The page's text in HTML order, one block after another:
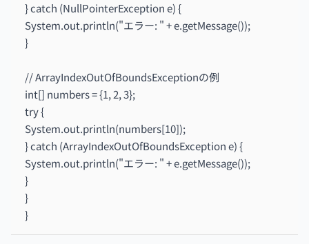
} catch (NullPointerException e) {
System.out.println("エラー: " + e.getMessage());
}
// ArrayIndexOutOfBoundsExceptionの例
int[] numbers = {1, 2, 3};
try {
System.out.println(numbers[10]);
} catch (ArrayIndexOutOfBoundsException e) {
System.out.println("エラー: " + e.getMessage());
}
}
}